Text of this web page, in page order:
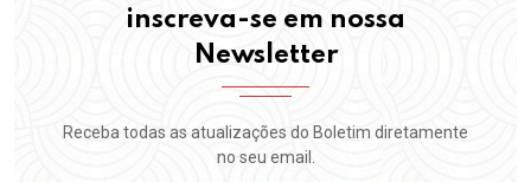
inscreva-se em nossa
Newsletter
Receba todas as atualizações do Boletim diretamente
no seu email.